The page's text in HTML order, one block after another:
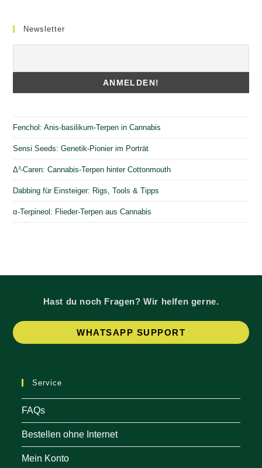
Newsletter
Fenchol: Anis-basilikum-Terpen in Cannabis
Sensi Seeds: Genetik-Pionier im Porträt
Δ³-Caren: Cannabis-Terpen hinter Cottonmouth
Dabbing für Einsteiger: Rigs, Tools & Tipps
α-Terpineol: Flieder-Terpen aus Cannabis
Hast du noch Fragen? Wir helfen gerne.
WHATSAPP SUPPORT
Service
FAQs
Bestellen ohne Internet
Mein Konto